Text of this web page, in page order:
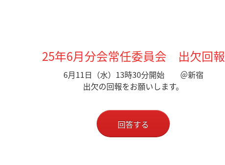
25年6月分会常任委員会 出欠回報
6月11日（水）13時30分開始 ＠新宿
出欠の回報をお願いします。
回答する